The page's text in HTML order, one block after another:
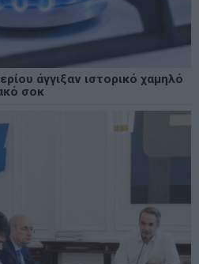
άγγιξαν ιστορικό χαμηλό
σοκ